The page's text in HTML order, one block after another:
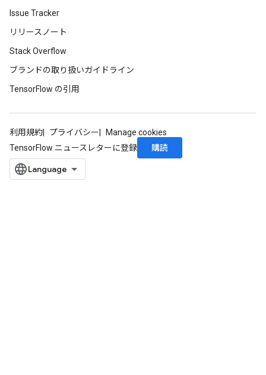
Issue Tracker
リリースノート
Stack Overflow
ブランドの取り扱いガイドライン
TensorFlow の引用
利用規約 プライバシー
Manage cookies
TensorFlow ニュースレターに登録
購読